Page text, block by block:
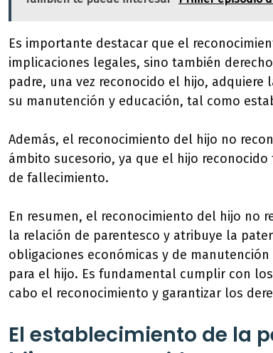
Es importante destacar que el
implicaciones legales, sino también
padre, una vez reconocido el hijo,
su manutención y educación, tal como
Además, el reconocimiento del hijo no
ámbito sucesorio, ya que el hijo
de fallecimiento.
En resumen, el reconocimiento del hijo no
la relación de parentesco y atribuye la
obligaciones económicas y de
para el hijo. Es fundamental cumplir con
cabo el reconocimiento y garantizar los
El establecimiento de la